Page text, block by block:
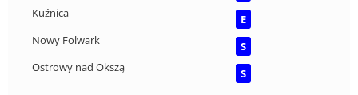
Kuźnica
E
Nowy Folwark
S
Ostrowy nad Okszą
S